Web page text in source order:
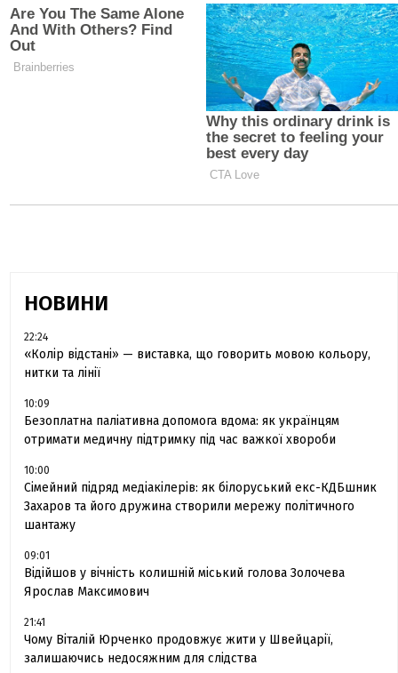
НОВИНИ
22:24
«Колір відстані» — виставка, що говорить мовою кольору,
нитки та лінії
10:09
Безоплатна паліативна допомога вдома: як українцям
отримати медичну підтримку під час важкої хвороби
10:00
Сімейний підряд медіакілерів: як білоруський екс-КДБшник
Захаров та його дружина створили мережу політичного
шантажу
09:01
Відійшов у вічність колишній міський голова Золочева
Ярослав Максимович
21:41
Чому Віталій Юрченко продовжує жити у Швейцарії,
залишаючись недосяжним для слідства